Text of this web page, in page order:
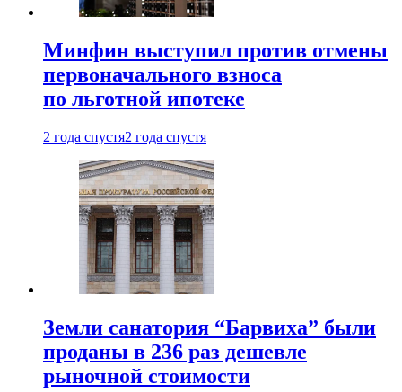
Минфин выступил против отмены
первоначального взноса
по льготной ипотеке
2 года спустя2 года спустя
Земли санатория “Барвиха” были
проданы в 236 раз дешевле
рыночной стоимости